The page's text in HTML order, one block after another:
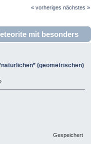
« vorheriges nächstes »
mit besonders
Formen
(geometrischen)
Gespeichert